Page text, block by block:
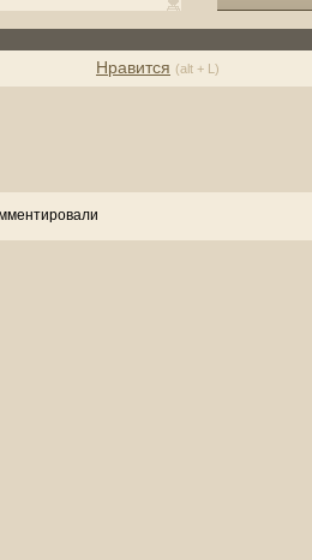
Нравится (alt + L)